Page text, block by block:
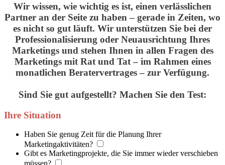
Wir wissen, wie wichtig es ist, einen verlässlichen
Partner an der Seite zu haben – gerade in Zeiten, wo
es nicht so gut läuft. Wir unterstützen Sie bei der
Professionalisierung oder Neuausrichtung Ihres
Marketings und stehen Ihnen in allen Fragen des
Marketings mit Rat und Tat – im Rahmen eines
monatlichen Beratervertrages – zur Verfügung.
Sind Sie gut aufgestellt? Machen Sie den Test:
Ihre Situation
Haben Sie genug Zeit für die Planung Ihrer
Marketingaktivitäten?
Gibt es Marketingprojekte, die Sie immer wieder verschieben